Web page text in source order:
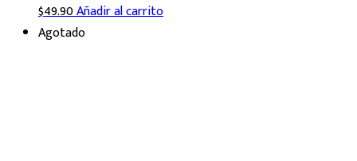
$49.90Añadir al carrito
Agotado